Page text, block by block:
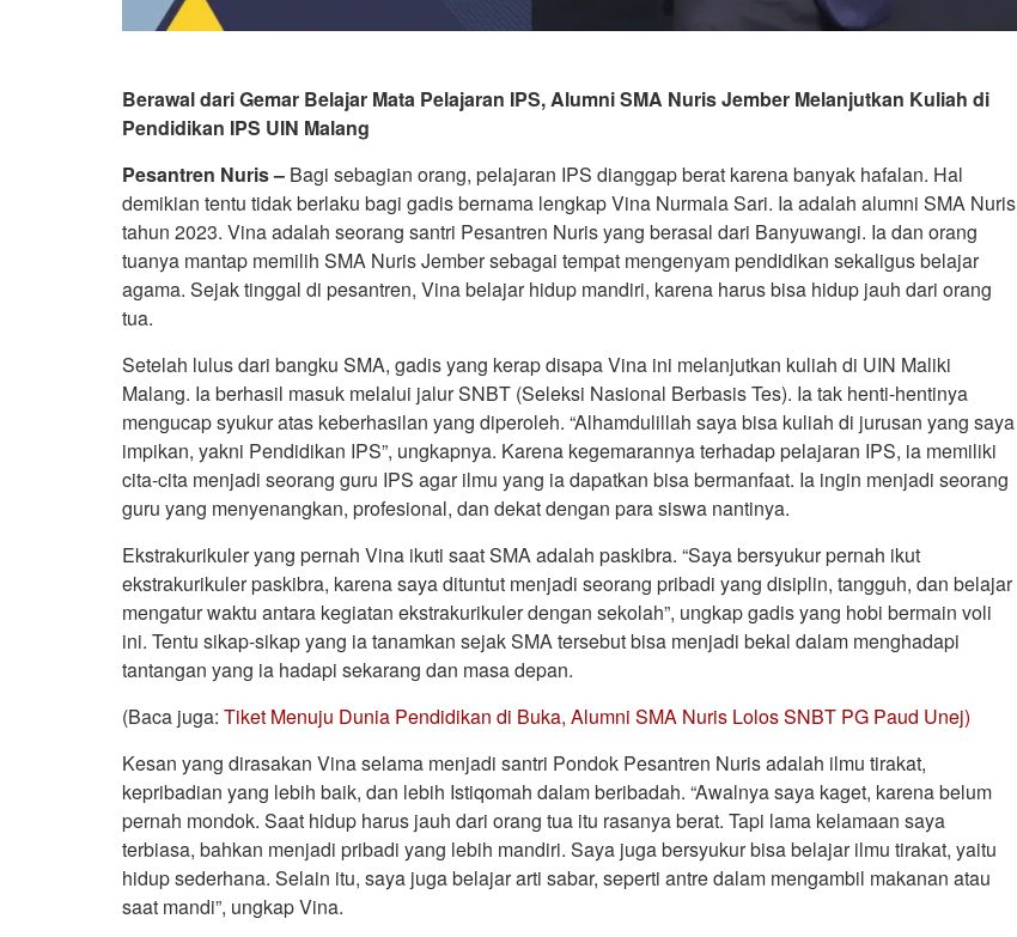
Berawal dari Gemar Belajar Mata Pelajaran IPS, Alumni SMA Nuris Jember Melanjutkan Kuliah di
Pendidikan IPS UIN Malang
Pesantren Nuris – Bagi sebagian orang, pelajaran IPS dianggap berat karena banyak hafalan. Hal
demikian tentu tidak berlaku bagi gadis bernama lengkap Vina Nurmala Sari. Ia adalah alumni SMA Nuris
tahun 2023. Vina adalah seorang santri Pesantren Nuris yang berasal dari Banyuwangi. Ia dan orang
tuanya mantap memilih SMA Nuris Jember sebagai tempat mengenyam pendidikan sekaligus belajar
agama. Sejak tinggal di pesantren, Vina belajar hidup mandiri, karena harus bisa hidup jauh dari orang
tua.
Setelah lulus dari bangku SMA, gadis yang kerap disapa Vina ini melanjutkan kuliah di UIN Maliki
Malang. Ia berhasil masuk melalui jalur SNBT (Seleksi Nasional Berbasis Tes). Ia tak henti-hentinya
mengucap syukur atas keberhasilan yang diperoleh. “Alhamdulillah saya bisa kuliah di jurusan yang saya
impikan, yakni Pendidikan IPS”, ungkapnya. Karena kegemarannya terhadap pelajaran IPS, ia memiliki
cita-cita menjadi seorang guru IPS agar ilmu yang ia dapatkan bisa bermanfaat. Ia ingin menjadi seorang
guru yang menyenangkan, profesional, dan dekat dengan para siswa nantinya.
Ekstrakurikuler yang pernah Vina ikuti saat SMA adalah paskibra. “Saya bersyukur pernah ikut
ekstrakurikuler paskibra, karena saya dituntut menjadi seorang pribadi yang disiplin, tangguh, dan belajar
mengatur waktu antara kegiatan ekstrakurikuler dengan sekolah”, ungkap gadis yang hobi bermain voli
ini. Tentu sikap-sikap yang ia tanamkan sejak SMA tersebut bisa menjadi bekal dalam menghadapi
tantangan yang ia hadapi sekarang dan masa depan.
(Baca juga: Tiket Menuju Dunia Pendidikan di Buka, Alumni SMA Nuris Lolos SNBT PG Paud Unej)
Kesan yang dirasakan Vina selama menjadi santri Pondok Pesantren Nuris adalah ilmu tirakat,
kepribadian yang lebih baik, dan lebih Istiqomah dalam beribadah. “Awalnya saya kaget, karena belum
pernah mondok. Saat hidup harus jauh dari orang tua itu rasanya berat. Tapi lama kelamaan saya
terbiasa, bahkan menjadi pribadi yang lebih mandiri. Saya juga bersyukur bisa belajar ilmu tirakat, yaitu
hidup sederhana. Selain itu, saya juga belajar arti sabar, seperti antre dalam mengambil makanan atau
saat mandi”, ungkap Vina.